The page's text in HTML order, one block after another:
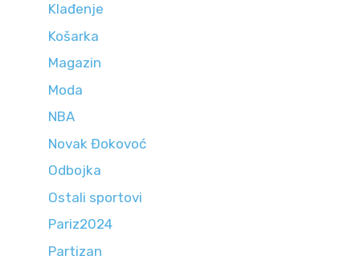
Klađenje
Košarka
Magazin
Moda
NBA
Novak Đokovoć
Odbojka
Ostali sportovi
Pariz2024
Partizan